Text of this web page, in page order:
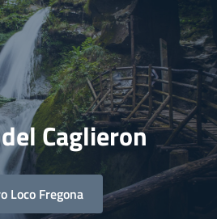
Caglieron
Loco Fregona